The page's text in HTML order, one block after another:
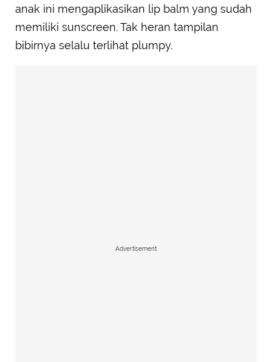
anak ini mengaplikasikan lip balm yang sudah
memiliki sunscreen. Tak heran tampilan
bibirnya selalu terlihat plumpy.
Advertisement